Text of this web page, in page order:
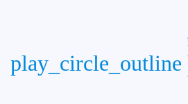
play_circle_outline